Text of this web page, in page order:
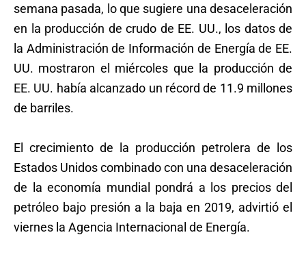
semana pasada, lo que sugiere una desaceleración
en la producción de crudo de EE. UU., los datos de
la Administración de Información de Energía de EE.
UU. mostraron el miércoles que la producción de
EE. UU. había alcanzado un récord de 11.9 millones
de barriles.
El crecimiento de la producción petrolera de los
Estados Unidos combinado con una desaceleración
de la economía mundial pondrá a los precios del
petróleo bajo presión a la baja en 2019, advirtió el
viernes la Agencia Internacional de Energía.